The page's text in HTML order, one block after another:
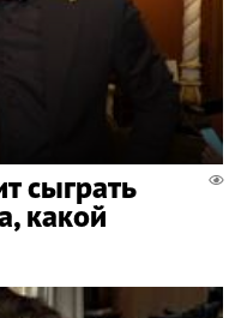
сыграть
какой